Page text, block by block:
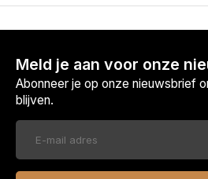
Meld je aan voor onze
Abonneer je op onze nieuwsbrief
blijven.